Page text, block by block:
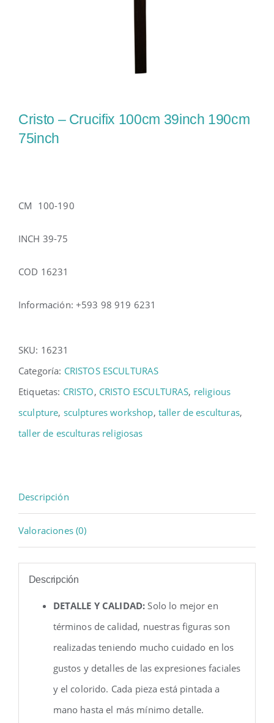
Cristo – Crucifix 100cm 39inch 190cm
75inch
CM 100-190
INCH 39-75
COD 16231
Información: +593 98 919 6231
SKU: 16231
Categoría: CRISTOS ESCULTURAS
Etiquetas: CRISTO, CRISTO ESCULTURAS, religious
sculpture, sculptures workshop, taller de esculturas,
taller de esculturas religiosas
Descripción
Valoraciones (0)
Descripción
DETALLE Y CALIDAD: Solo lo mejor en
términos de calidad, nuestras figuras son
realizadas teniendo mucho cuidado en los
gustos y detalles de las expresiones faciales
y el colorido. Cada pieza está pintada a
mano hasta el más mínimo detalle.